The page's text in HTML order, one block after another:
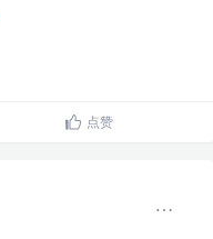
点赞